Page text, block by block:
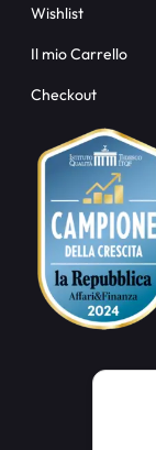
Wishlist
Il mio Carrello
Checkout